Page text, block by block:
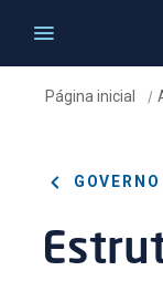
Página inicial /